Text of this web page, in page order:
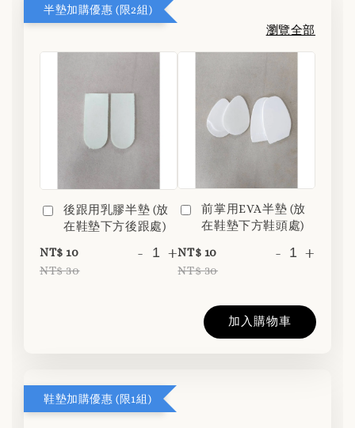
半墊加購優惠 (限2組)
瀏覽全部
後跟用乳膠半墊 (放
在鞋墊下方後跟處)
NT$ 10
NT$ 30
- +
前掌用EVA半墊 (放
在鞋墊下方鞋頭處)
NT$ 10
NT$ 30
- +
加入購物車
鞋墊加購優惠 (限1組)